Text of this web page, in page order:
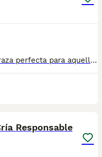
Los Bichones Malteses son una raza perfecta para aquellos que buscan tranquilidad y un compañero que le encante recibir cariño ❤️🐶. También son perfectos para personas con alergia a los perros, dado que echan muy poco pelo. 📍 Nos encontramos en la provincia de Valladolid. Se entregan con 2️⃣ meses de edad con: ✈️ Pasaporte Veterinario Oficial 2️⃣ Desparasitaciones 🪪 Microchip 2️⃣ Vacunas En la factura de venta se especifican las garantías sanitarias 🏥. ¡CONTÁCTANOS! 🫵🐶. 📞 TLFNO: 638009917.
Responsable